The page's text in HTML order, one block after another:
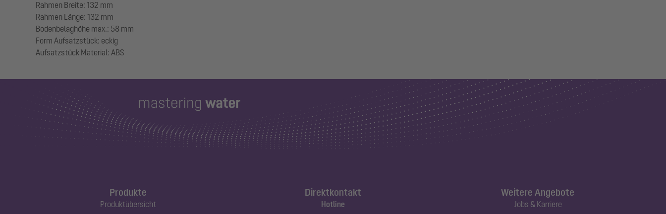
Rahmen Breite: 132 mm
Rahmen Länge: 132 mm
Bodenbelaghöhe max.: 58 mm
Form Aufsatzstück: eckig
Produkte
Produktübersicht
Direktkontakt
Hotline
Weitere Angebote
Jobs & Karriere